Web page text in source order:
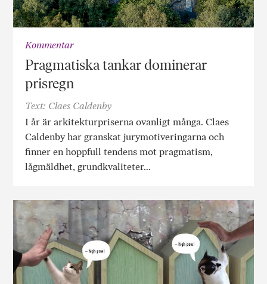
Kommentar
Pragmatiska tankar dominerar
prisregn
Text: Claes Caldenby
I år är arkitekturpriserna ovanligt många. Claes
Caldenby har granskat jurymotiveringarna och
finner en hoppfull tendens mot pragmatism,
lågmäldhet, grundkvaliteter…